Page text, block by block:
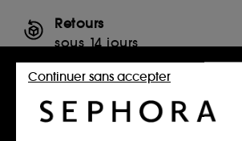
Retours
sous 14 jours
Retourner mon article
SERVICES, CONTACT ET CONDITIONS DES
Continuer sans accepter